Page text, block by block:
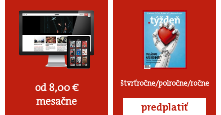
od 8,00 €
mesačne
štvrťročne/polročne/ročne
predplatiť